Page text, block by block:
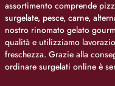
assortimento comprende
surgelate, pesce, carne,
nostro rinomato gelato
qualità e utilizziamo
freschezza. Grazie alla
ordinare surgelati online è